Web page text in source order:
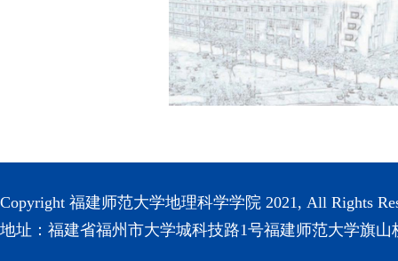
Copyright 福建师范大学地理科学学院 2021, All Rights
地址：福建省福州市大学城科技路1号福建师范大学旗山